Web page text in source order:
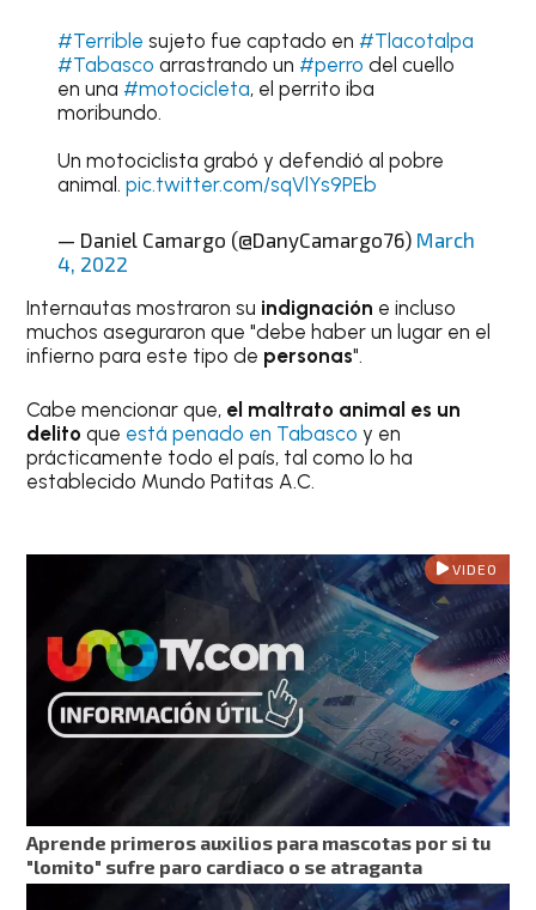
#Terrible sujeto fue captado en #Tlacotalpa
#Tabasco arrastrando un #perro del cuello
en una #motocicleta, el perrito iba
moribundo.
Un motociclista grabó y defendió al pobre
animal. pic.twitter.com/sqVlYs9PEb
— Daniel Camargo (@DanyCamargo76) March
4, 2022
Internautas mostraron su indignación e incluso
muchos aseguraron que "debe haber un lugar en el
infierno para este tipo de personas".
Cabe mencionar que, el maltrato animal es un
delito que está penado en Tabascoy en
prácticamente todo el país, tal como lo ha
establecido Mundo Patitas A.C.
VIDEO
Aprende primeros auxilios para mascotas por si tu
"lomito" sufre paro cardiaco o se atraganta